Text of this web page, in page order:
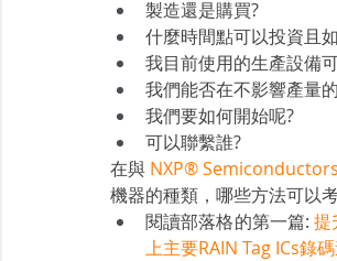
製造還是購買?
什麼時間點可以投資且
我目前使用的生產設備
我們能否在不影響產量
我們要如何開始呢?
可以聯繫誰?
在與 NXP®
機器的種類，哪些方法可以
閱讀部落格的第一篇: 提
上主要RAIN Tag ICs錄